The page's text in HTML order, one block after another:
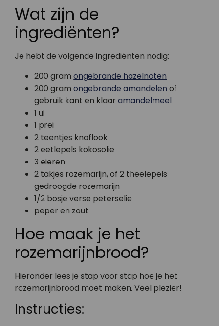
Wat zijn de
ingrediënten?
Je hebt de volgende ingrediënten nodig:
200 gramongebrande hazelnoten
200 gramongebrande amandelen of
gebruik kant en klaaramandelmeel
1 ui
1 prei
2 teentjes knoflook
2 eetlepels kokosolie
3 eieren
2 takjes rozemarijn, of 2 theelepels
gedroogde rozemarijn
1/2 bosje verse peterselie
peper en zout
Hoe maak je het
rozemarijnbrood?
Hieronder lees je stap voor stap hoe je het
rozemarijnbrood moet maken. Veel plezier!
Instructies: